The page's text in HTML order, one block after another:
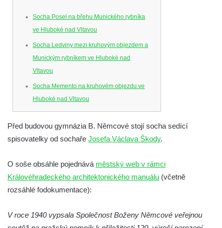
Socha Posel na břehu Munického rybníka
ve Hluboké nad Vltavou
Socha Ledviny mezi kruhovým objezdem a
Munickým rybníkem ve Hluboké nad
Vltavou
Socha Memento na kruhovém objezdu ve
Hluboké nad Vltavou
Socha Chalikotérium v ZOO Hluboká
Socha Smilodon v ZOO Hluboká
Socha Veledaněk v ZOO Hluboká
Socha Koroun bezzubý v ZOO Hluboká
Socha Plejtvák obrovský v ZOO Hluboká
Socha Medvěd jeskynní v ZOO Hluboká
Socha Mamut srstnatý v ZOO Hluboká
Před budovou gymnázia B. Němcové stojí socha sedící
spisovatelky od sochaře Josefa Václava Škody.
O soše obsáhle pojednává městský web v rámci
Královéhradeckého architektonického manuálu (včetně
rozsáhlé fodokumentace):
V roce 1940 vypsala Společnost Boženy Němcové veřejnou